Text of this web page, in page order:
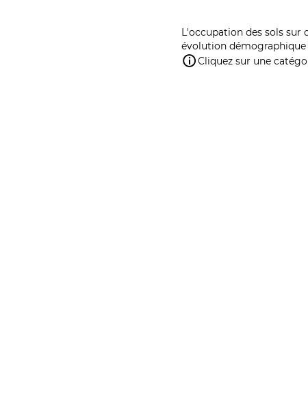
L'occupation des sols sur
évolution
Cliquez sur une